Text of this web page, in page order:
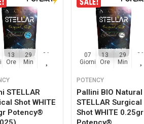
13
Ore
29
Min
35
STELLAR
Shot WHITE
Potency®
07
Giorni
13
Ore
29
Min
35
POTENCY
Pallini BIO Natural
STELLAR Surgical
Shot WHITE 0.25gr